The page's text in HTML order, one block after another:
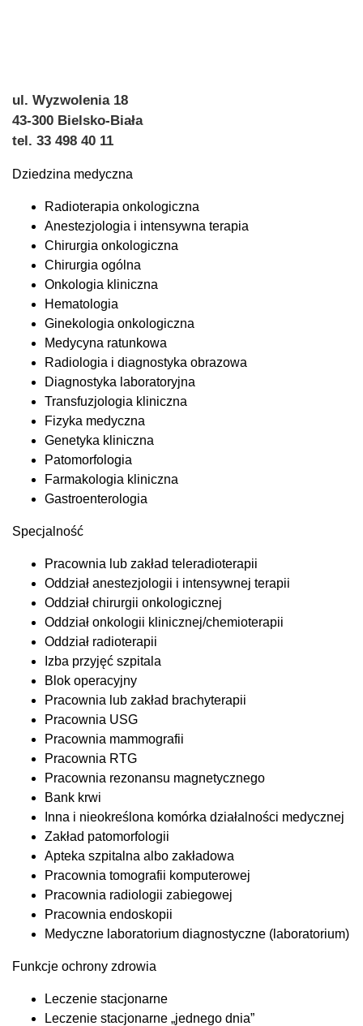
ul. Wyzwolenia 18
43-300 Bielsko-Biała
tel. 33 498 40 11
Dziedzina medyczna
Radioterapia onkologiczna
Anestezjologia i intensywna terapia
Chirurgia onkologiczna
Chirurgia ogólna
Onkologia kliniczna
Hematologia
Ginekologia onkologiczna
Medycyna ratunkowa
Radiologia i diagnostyka obrazowa
Diagnostyka laboratoryjna
Transfuzjologia kliniczna
Fizyka medyczna
Genetyka kliniczna
Patomorfologia
Farmakologia kliniczna
Gastroenterologia
Specjalność
Pracownia lub zakład teleradioterapii
Oddział anestezjologii i intensywnej terapii
Oddział chirurgii onkologicznej
Oddział onkologii klinicznej/chemioterapii
Oddział radioterapii
Izba przyjęć szpitala
Blok operacyjny
Pracownia lub zakład brachyterapii
Pracownia USG
Pracownia mammografii
Pracownia RTG
Pracownia rezonansu magnetycznego
Bank krwi
Inna i nieokreślona komórka działalności medycznej
Zakład patomorfologii
Apteka szpitalna albo zakładowa
Pracownia tomografii komputerowej
Pracownia radiologii zabiegowej
Pracownia endoskopii
Medyczne laboratorium diagnostyczne (laboratorium)
Funkcje ochrony zdrowia
Leczenie stacjonarne
Leczenie stacjonarne „jednego dnia”